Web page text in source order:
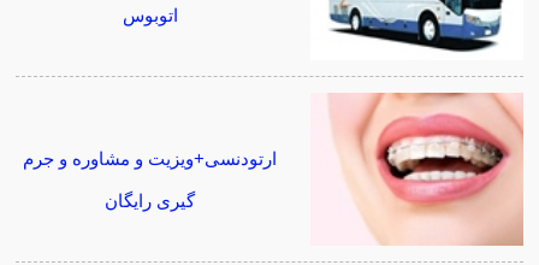
اتوبوس
ارتودنسی+ویزیت و مشاوره و جرم
گیری رایگان